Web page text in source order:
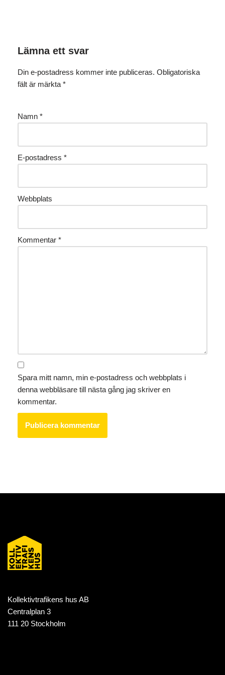
Lämna ett svar
Din e-postadress kommer inte publiceras. Obligatoriska
fält är märkta *
Namn *
E-postadress *
Webbplats
Kommentar *
Spara mitt namn, min e-postadress och webbplats i
denna webbläsare till nästa gång jag skriver en
kommentar.
Kollektivtrafikens hus AB
Centralplan 3
111 20 Stockholm